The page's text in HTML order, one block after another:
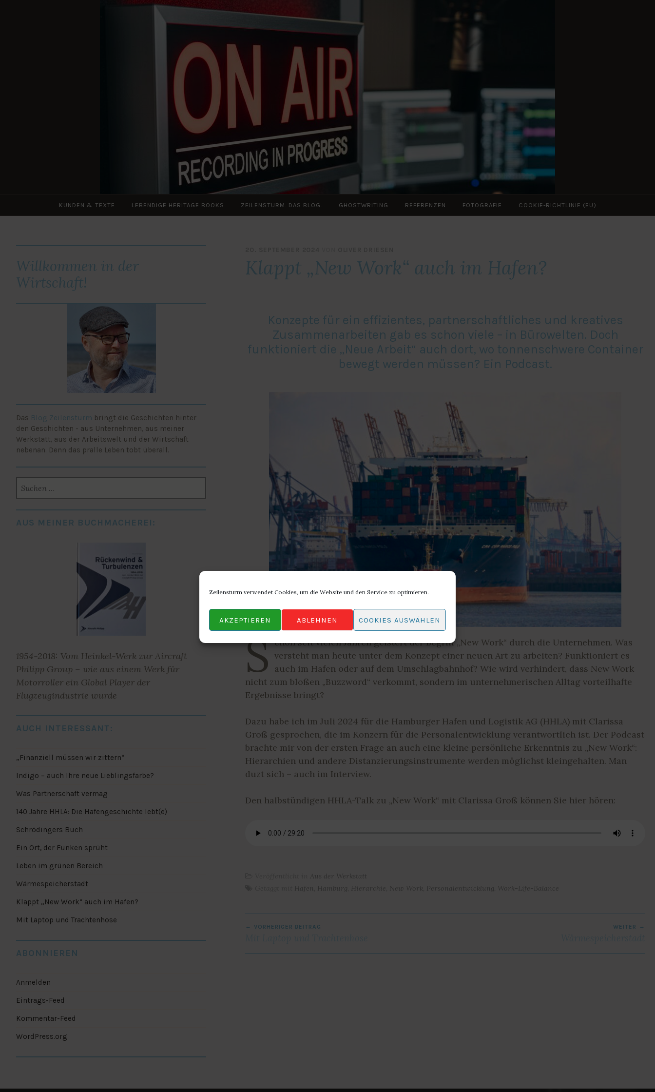
Zeilensturm verwendet Cookies, um die Website und den Service zu optimieren.
AKZEPTIEREN ABLEHNEN COOKIES AUSWÄHLEN
KUNDEN & TEXTE LEBENDIGE HERITAGE BOOKS ZEILENSTURM. DAS BLOG. GHOSTWRITING REFERENZEN FOTOGRAFIE COOKIE-RICHTLINIE (EU)
Klappt „New Work“ auch im Hafen?
Konzepte für ein effizientes, partnerschaftliches und kreatives
Zusammenarbeiten gab es schon viele – in Bürowelten. Doch
funktioniert die „Neue Arbeit“ auch dort, wo tonnenschwere Container
bewegt werden müssen? Ein Podcast.
S chon seit vielen Jahren geistert der Begriff „New Work“ durch die Unternehmen. Was
versteht man heute unter dem Konzept einer neuen Art zu arbeiten? Funktioniert es
auch im Hafen oder auf dem Umschlagbahnhof? Wie wird verhindert, dass New Work
nicht zum bloßen „Buzzword“ verkommt, sondern im unternehmerischen Alltag vorteilhafte
Ergebnisse bringt?
Dazu habe ich im Juli 2024 für die Hamburger Hafen und Logistik AG (HHLA) mit Clarissa
Groß gesprochen, die im Konzern für die Personalentwicklung verantwortlich ist. Der Podcast
brachte mir von der ersten Frage an auch eine kleine persönliche Erkenntnis zu „New Work“:
Hierarchien und andere Distanzierungsinstrumente werden möglichst kleingehalten. Man
duzt sich – auch im Interview.
Den halbstündigen HHLA-Talk zu „New Work“ mit Clarissa Groß können Sie hier hören:
Aus der Werkstatt
Hafen Hamburg Hierarchie New Work Personalentwicklung Work-Life-Balance
VORHERIGER BEITRAG WEITER
Willkommen in der
Wirtschaft!
Das Blog Zeilensturm bringt die Geschichten hinter
den Geschichten - aus Unternehmen, aus meiner
Werkstatt, aus der Arbeitswelt und der Wirtschaft
nebenan. Denn das pralle Leben tobt überall.
NACH:
AUS MEINER BUCHMACHEREI:
1954-2018: Vom Heinkel-Werk zur Aircraft
Philipp Group – wie aus einem Werk für
Motorroller ein Global Player der
Flugzeugindustrie wurde
AUCH INTERESSANT:
„Finanziell müssen wir zittern“
Indigo – auch Ihre neue Lieblingsfarbe?
Was Partnerschaft vermag
140 Jahre HHLA: Die Hafengeschichte lebt(e)
Schrödingers Buch
Ein Ort, der Funken sprüht
Leben im grünen Bereich
Wärmespeicherstadt
Klappt „New Work“ auch im Hafen?
Mit Laptop und Trachtenhose
ABONNIEREN
Anmelden
Eintrags-Feed
Kommentar-Feed
WordPress.org